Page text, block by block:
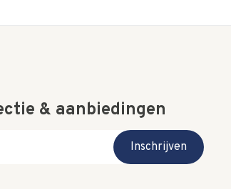
& aanbiedingen
Inschrijven